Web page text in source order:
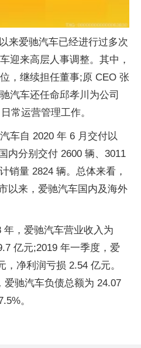
来爱驰汽车已经进行过多次
迎来高层人事调整。其中，
，继续担任董事;原 CEO 张
汽车还任命邱孝川为公司
常运营管理工作。
车自 2020 年 6 月交付以
内分别交付 2600 辆、3011
销量 2824 辆。总体来看，
以来，爱驰汽车国内及海外
年，爱驰汽车营业收入为
亿元;2019 年一季度，爱
净利润亏损 2.54 亿元。
爱驰汽车负债总额为 24.07
。